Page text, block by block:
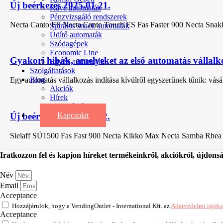
Kávé automaták
Pénzvizsgáló rendszerek
Spirálos snack automaták
Üdítő automaták
Szódagépek
Economic Line
Egyéb automaták
Szolgáltatások
Blog
Akciók
Hírek
Információk
Kapcsolat
Új beérkezés 2025.01.21.
Necta Canto ES Necta Canto Touch ES Fas Faster 900 Necta
Gyakori hibák, amelyeket az első automatás
Egy automatás vállalkozás indítása kívülről egyszerűnek tűnik:
Új beérkezés 2023.11.22.
Sielaff SÜ1500 Fas Fast 900 Necta Kikko Max Necta Samba
Iratkozzon fel és kapjon híreket termékeinkről, akciókról,
Név
Email
Acceptance
Hozzájárulok, hogy a VendingOutlet - International Kft. azAdatvédelmi
Acceptance